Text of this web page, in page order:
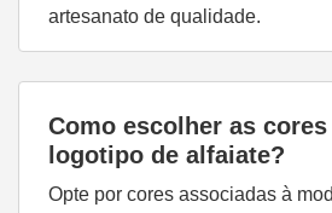
artesanato de qualidade.
Como escolher as
logotipo de alfaiate?
Opte por cores associadas à